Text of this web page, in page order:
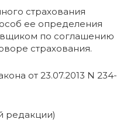
страхования
ее определения
по соглашению
страхования.
от 23.07.2013 N 234-
редакции)